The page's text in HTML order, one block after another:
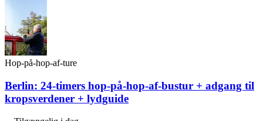
Hop-på-hop-af-ture
Berlin: 24-timers hop-på-hop-af-bustur + adgang til
kropsverdener + lydguide